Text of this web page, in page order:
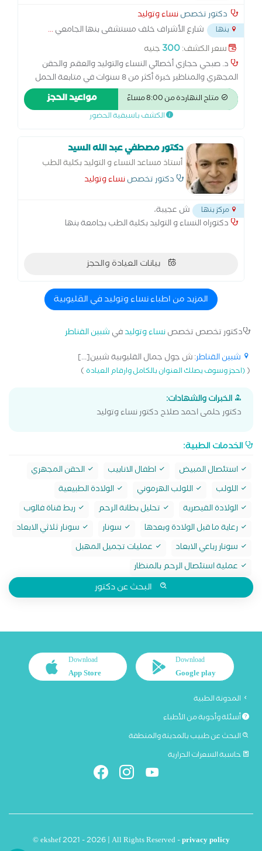
دكتور تخصصنساء وتوليد
بنها شارع الأشراف خلف مستشفى بنها الجامعي...
سعر الكشف:300 جنيه
د. صبحي حجازي أخصائي النساء والتوليد والعقم والحقن
المجهري والمناظير خبرة أكثر من 8 سنوات في متابعة الحمل
والولادة الطبيعية والقيصرية، وعلاج تأخر الحمل والحقن
المجهري. متخصص في مناظير الرحم والبطن وعلاج تكيس
المبايض وبطانة الرحم المهاجرة. أسعى لتقديم رعاية متكاملة
وحتى تحقيق حلم الأمومة
متاح النهاردة من 8:00 مساءً مواعيد الحجز
الكشف باسبقية الحضور
دكتور مصطفي عبد الله السيد
أستاذ مساعد النساء و التوليد بكلية الطب
بجامعة بنها
دكتور تخصصنساء وتوليد
مركز بنها
ش عجيبة،
دكتوراه النساء و التوليد بكلية الطب بجامعة بنها
بيانات العيادة والحجز
المزيد من اطباء نساء وتوليد في القليوبية
دكتور تخصص تخصصنساء وتوليدفي شبين القناطر
شبين القناطر: ش جول جمال القليوبية شبين[...]
((احجز وسوف يصلك العنوان بالكامل وارقام العيادة)
الخبرات والشهادات:
دكتور حلمى احمد صلاح دكتور نساء وتوليد
الخدمات الطبية:
استئصال المبيض اطفال الانابيب
الحقن المجهري
اللولب
اللولب الهرموني
الولادة الطبيعية
الولادة القيصرية
تحليل بطانة الرحم
ربط قناة فالوب
رعاية ما قبل الولادة وبعدها
سونار
سونار ثلاثي الابعاد
سونار رباعي الابعاد
عمليات تجميل المهبل
عملية استئصال الرحم بالمنظار
البحث عن دكتور
Download
Google play
Download
App Store
المدونة الطبية
أسئلة وأجوبة من الأطباء
البحث عن طبيب بالمدينة والمنطقة
حاسبة السعرات الحرارية
© ekshef 2021 - 2026 | All Rights Reserved -privacy policy